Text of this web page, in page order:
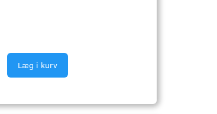
Læg i kurv